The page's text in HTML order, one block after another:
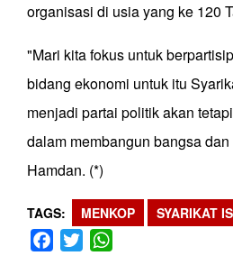
organisasi di usia yang ke 120
"Mari kita fokus untuk
bidang ekonomi untuk itu
menjadi partai politik akan
dalam membangun bangsa
Hamdan. (*)
TAGS MENKOP SYARIKAT
Facebook
Twitter